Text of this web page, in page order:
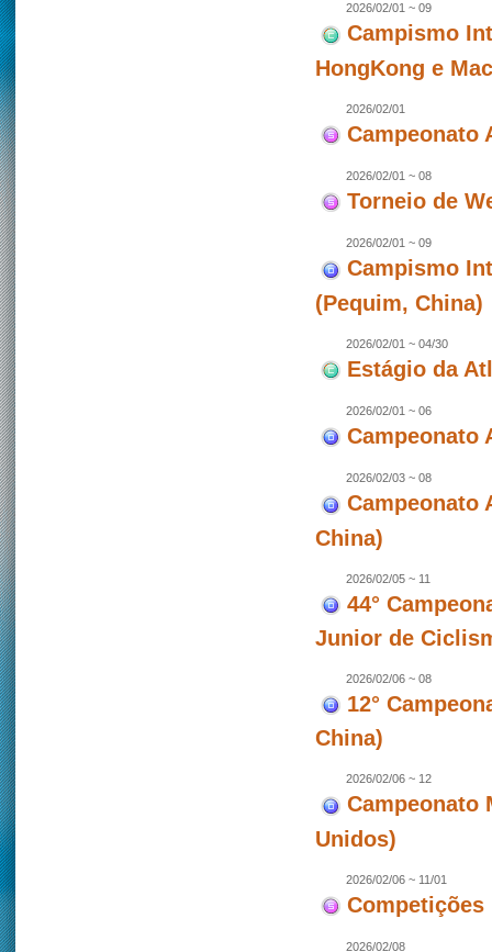
2026/02/01 ~ 09
Campismo
HongKong e
2026/02/01
Campeonato
2026/02/01 ~ 08
Torneio de
2026/02/01 ~ 09
Campismo
(Pequim, China)
2026/02/01 ~ 04/30
Estágio da
2026/02/01 ~ 06
Campeonato
2026/02/03 ~ 08
Campeonato
China)
2026/02/05 ~ 11
44°
Junior de
2026/02/06 ~ 08
12°
China)
2026/02/06 ~ 12
Campeonato
Unidos)
2026/02/06 ~ 11/01
Competições
2026/02/08